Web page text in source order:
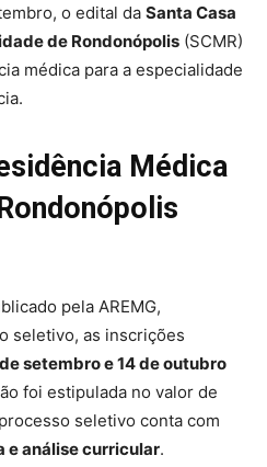
o edital da Santa Casa
de Rondonópolis (SCMR)
médica para a especialidade
Médica
pela AREMG,
seletivo, as inscrições
setembro e 14 de outubro
foi estipulada no valor de
seletivo conta com
e análise curricular.